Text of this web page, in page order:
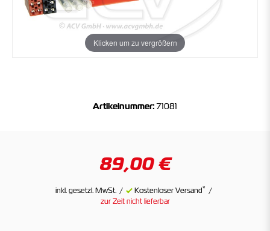
Klicken um zu vergrößern
Artikelnummer:71081
89,00 €
inkl. gesetzl. MwSt. Kostenloser Versand*
zur Zeit nicht lieferbar